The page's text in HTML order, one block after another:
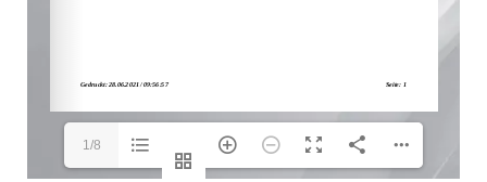
1/8